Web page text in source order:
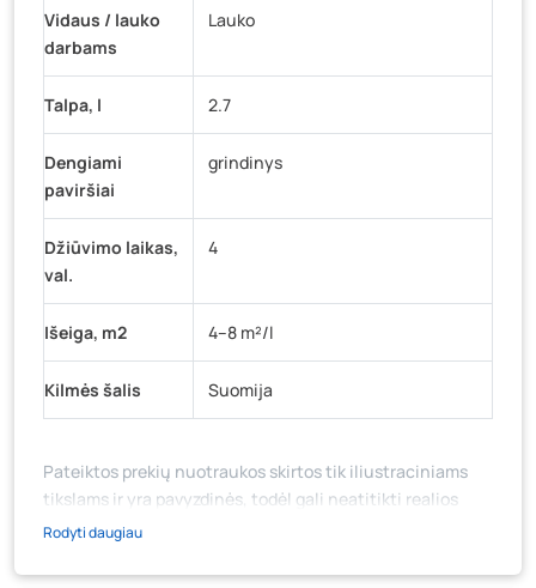
Vidaus / lauko
darbams
Lauko
Talpa, l 2.7
Dengiami
paviršiai
grindinys
Džiūvimo laikas,
val.
4
Išeiga, m2 4–8 m²/l
Kilmės šalis Suomija
Pateiktos prekių nuotraukos skirtos tik iliustraciniams
tikslams ir yra pavyzdinės, todėl gali neatitikti realios
prekių ir jų pakuotės išvaizdos, komplektacijos, spalvos ar
aprašymu) yra bendrinio pobūdžio, jame nebūtinai
Rodyti daugiau